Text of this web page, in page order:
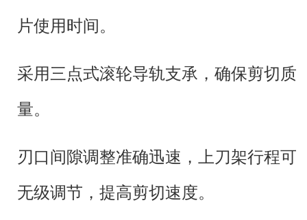
概述
片使用时间。
采用三点式滚轮导轨支承，确保剪切质
量。
刃口间隙调整准确迅速，上刀架行程可
无级调节，提高剪切速度。